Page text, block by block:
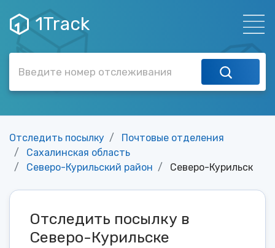
1Track
Отследить посылку
Почтовые отделения
Сахалинская область
Северо-Курильский район
Северо-Курильск
Отследить посылку в
Северо-Курильске